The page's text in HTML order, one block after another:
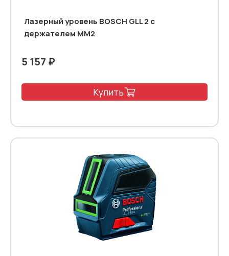
Лазерный уровень BOSCH GLL 2 с
держателем MM2
5 157 ₽
Купить